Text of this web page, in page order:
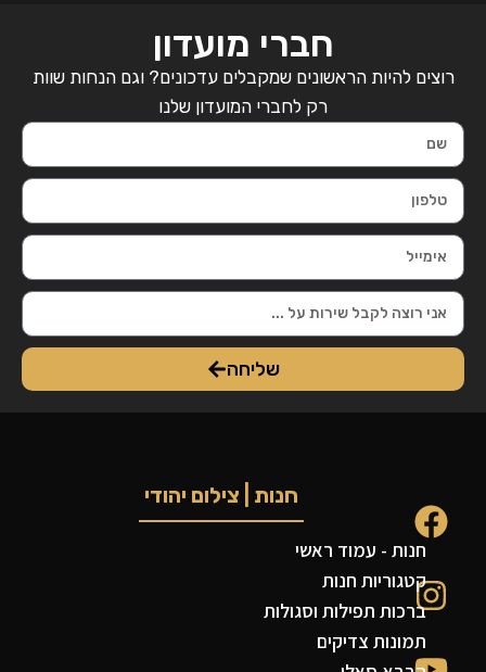
חברי מועדון
רוצים להיות הראשונים שמקבלים עדכונים? וגם הנחות שוות
רק לחברי המועדון שלנו
שליחה
חנות | צילום יהודי
חנות - עמוד ראשי
קטגוריות חנות
ברכות תפילות וסגולות
תמונות צדיקים